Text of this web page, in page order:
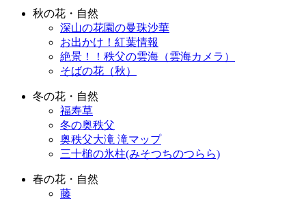
秋の花・自然
深山の花園の曼珠沙華
お出かけ！紅葉情報
絶景！！秩父の雲海（雲海カメラ）
そばの花（秋）
冬の花・自然
福寿草
冬の奥秩父
奥秩父大滝 滝マップ
三十槌の氷柱(みそつちのつらら)
春の花・自然
藤